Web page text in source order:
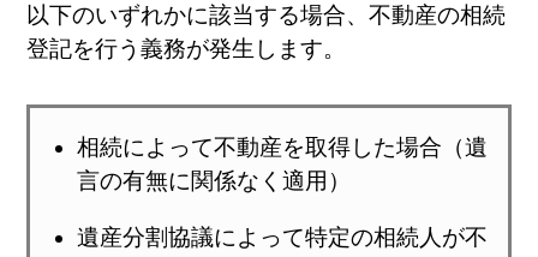
以下のいずれかに該当する場合、不動産の相続
登記を行う義務が発生します。
相続によって不動産を取得した場合（遺
言の有無に関係なく適用）
遺産分割協議によって特定の相続人が不